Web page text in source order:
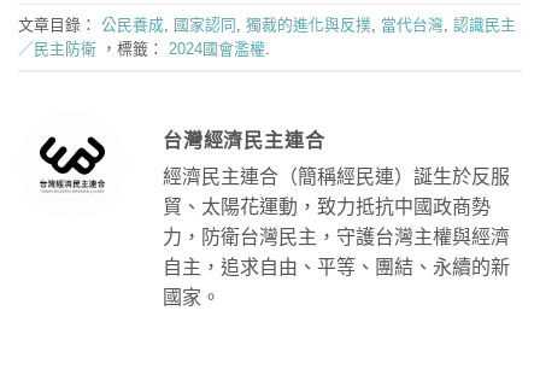
文章目錄： 公民養成 國家認同 獨裁的進化與反撲 當代台灣 認識民主
／民主防衛 ，標籤： 2024國會濫權
台灣經濟民主連合
經濟民主連合（簡稱經民連）誕生於反服
貿、太陽花運動，致力抵抗中國政商勢
力，防衛台灣民主，守護台灣主權與經濟
自主，追求自由、平等、團結、永續的新
國家。